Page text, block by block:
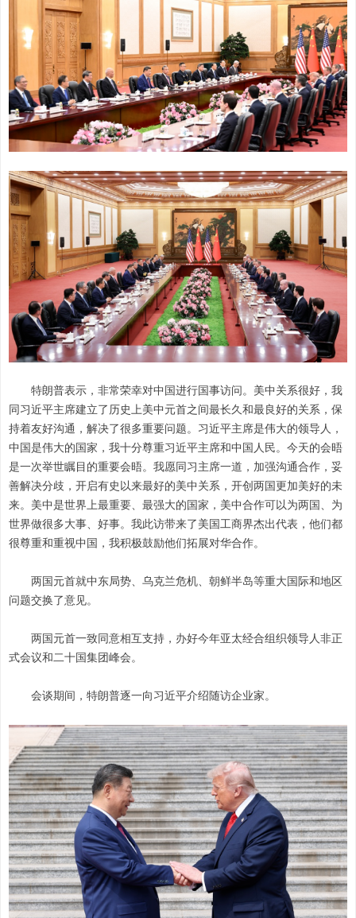
特朗普表示，非常荣幸对中国进行国事访问。美中关系很好，我
同习近平主席建立了历史上美中元首之间最长久和最良好的关系，保
持着友好沟通，解决了很多重要问题。习近平主席是伟大的领导人，
中国是伟大的国家，我十分尊重习近平主席和中国人民。今天的会晤
是一次举世瞩目的重要会晤。我愿同习主席一道，加强沟通合作，妥
善解决分歧，开启有史以来最好的美中关系，开创两国更加美好的未
来。美中是世界上最重要、最强大的国家，美中合作可以为两国、为
世界做很多大事、好事。我此访带来了美国工商界杰出代表，他们都
很尊重和重视中国，我积极鼓励他们拓展对华合作。
两国元首就中东局势、乌克兰危机、朝鲜半岛等重大国际和地区
问题交换了意见。
两国元首一致同意相互支持，办好今年亚太经合组织领导人非正
式会议和二十国集团峰会。
会谈期间，特朗普逐一向习近平介绍随访企业家。